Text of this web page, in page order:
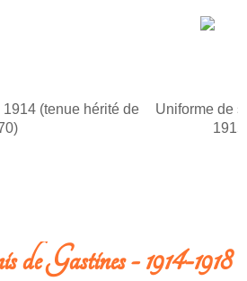
(tenue hérité de
Uniforme de
1915
Gastines - 1914-1918